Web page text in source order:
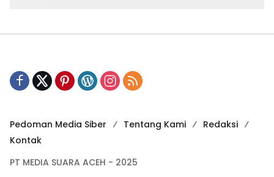
Pedoman Media Siber Tentang Kami
Redaksi
Kontak
PT MEDIA SUARA ACEH - 2025